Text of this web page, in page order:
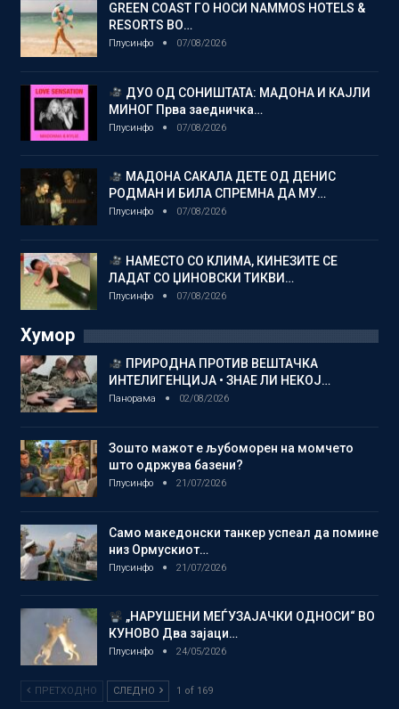
GREEN COAST ГО НОСИ NAMMOS HOTELS &
RESORTS ВО…
Плусинфо 07/08/2026
ДУО ОД СОНИШТАТА: МАДОНА И КАЈЛИ
МИНОГ Прва заедничка…
Плусинфо 07/08/2026
МАДОНА САКАЛА ДЕТЕ ОД ДЕНИС
РОДМАН И БИЛА СПРЕМНА ДА МУ…
Плусинфо 07/08/2026
НАМЕСТО СО КЛИМА, КИНЕЗИТЕ СЕ
ЛАДАТ СО ЏИНОВСКИ ТИКВИ…
Плусинфо 07/08/2026
Хумор
ПРИРОДНА ПРОТИВ ВЕШТАЧКА
ИНТЕЛИГЕНЦИЈА • ЗНАЕ ЛИ НЕКОЈ…
Панорама 02/08/2026
Зошто мажот е љубоморен на момчето
што одржува базени?
Плусинфо 21/07/2026
Само македонски танкер успеал да помине
низ Ормускиот…
Плусинфо 21/07/2026
„НАРУШЕНИ МЕЃУЗАЈАЧКИ ОДНОСИ“ ВО
КУНОВО Два зајаци…
Плусинфо 24/05/2026
ПРЕТХОДНО СЛЕДНО 1 of 169